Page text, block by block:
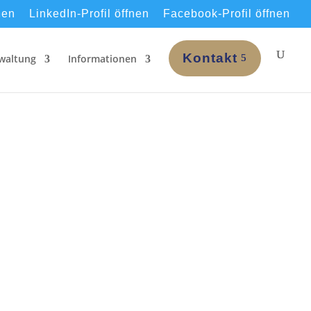
LinkedIn-Profil öffnen Facebook-Profil öffnen
Informationen Kontakt